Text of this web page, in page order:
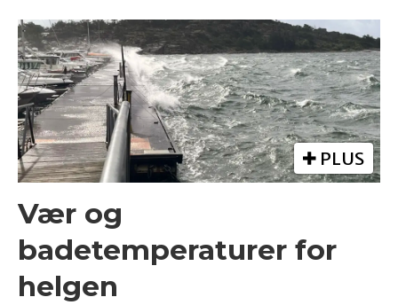
PLUS
Vær og
badetemperaturer for
helgen